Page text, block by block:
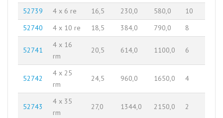
52739 4 x 6 re 16,5 230,0 580,0
10
52740
4 x 10 re 18,5 384,0 790,0 8
52741
4 x 16
rm
20,5 614,0 1100,0 6
52742
4 x 25
rm
24,5 960,0 1650,0 4
52743
4 x 35
rm
27,0 1344,0 2150,0 2